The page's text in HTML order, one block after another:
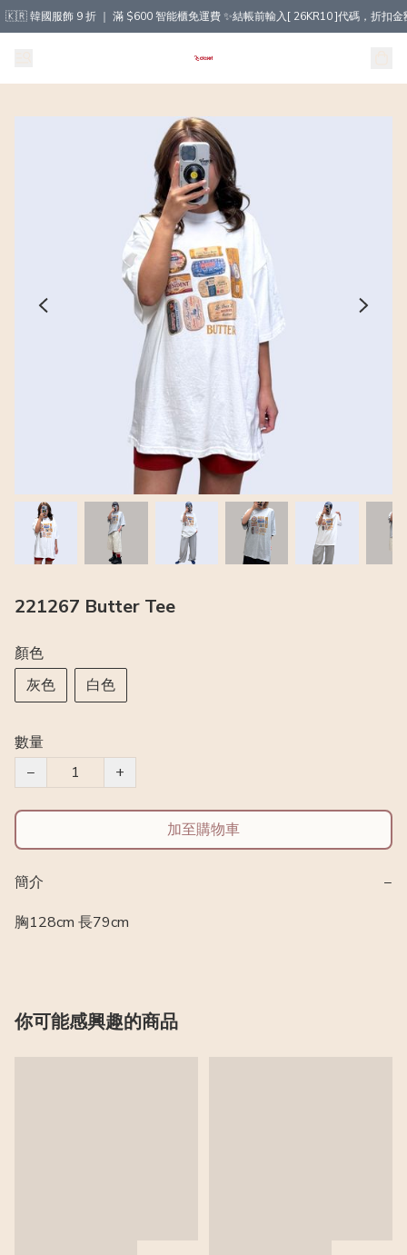
🇰🇷 韓國服飾 9 折 ｜ 滿 $600 智能櫃免運費 ✨結帳前輸入[ 26KR10 ]代碼，折扣金
221267 Butter Tee
顏色
灰色
白色
數量
−
+
加至購物車
簡介
−
胸128cm 長79cm
你可能感興趣的商品